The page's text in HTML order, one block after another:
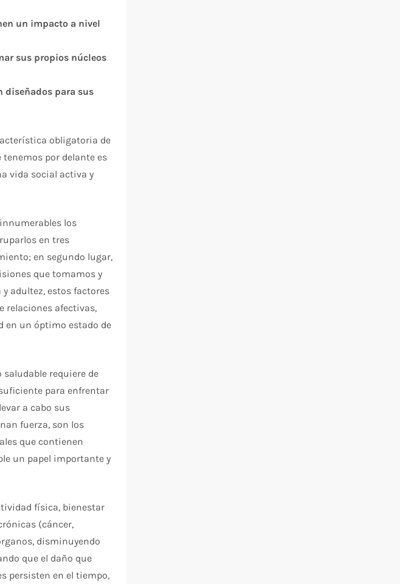
un impacto a nivel
sus propios núcleos
diseñados para sus
obligatoria de
tenemos por delante es
vida social activa y
los
en tres
en segundo lugar,
que tomamos y
adultez, estos factores
relaciones afectivas,
en un óptimo estado de
requiere de
para enfrentar
a cabo sus
fuerza, son los
que contienen
un papel importante y
física, bienestar
(cáncer,
disminuyendo
que el daño que
persisten en el tiempo,